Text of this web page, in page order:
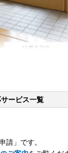
ービス一覧
請」です。